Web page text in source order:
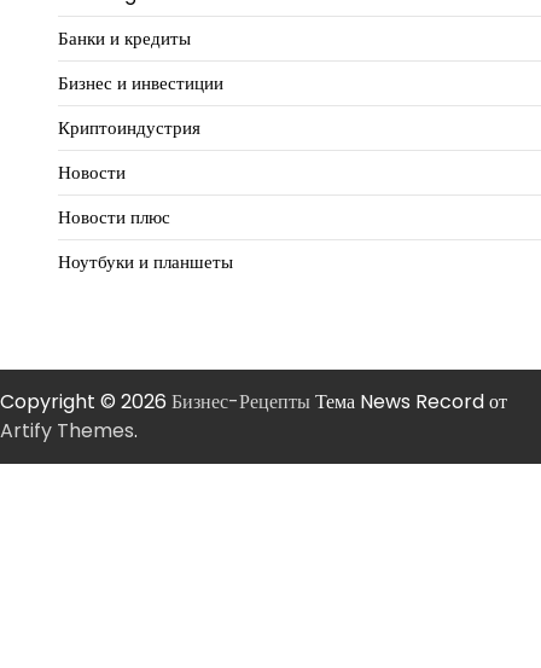
Банки и кредиты
Бизнес и инвестиции
Криптоиндустрия
Новости
Новости плюс
Ноутбуки и планшеты
Copyright © 2026 Бизнес-РецептыТема News Record от
Artify Themes.